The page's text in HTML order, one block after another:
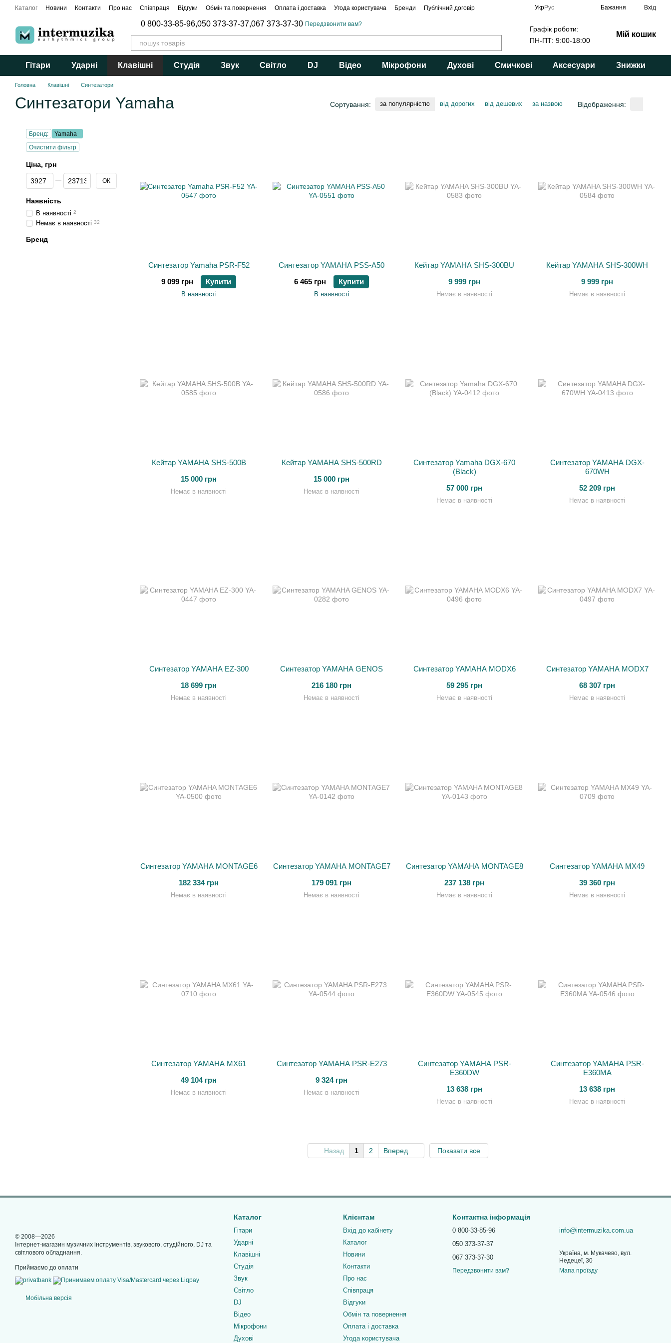
Перейти до основного контенту
Каталог Новини Контакти Про нас Співпраця Відгуки Обмін та повернення Оплата і доставка Угода користувача Бренди Публічний договір УкрРус Бажання Вхід
0 800-33-85-96,050 373-37-37,067 373-37-30 Передзвонити вам?
Графік роботи:
ПН-ПТ: 9:00-18:00
Мій кошик
Гітари Ударні Клавішні Студія Звук Світло DJ Відео Мікрофони Духові Смичкові Аксесуари Знижки
Головна Клавішні Синтезатори
Синтезатори Yamaha Сортування: за популярністю від дорогих від дешевих за назвою Відображення:
Синтезатор Yamaha PSR-F52
9 099 грн
Купити
В наявності
Синтезатор YAMAHA PSS-A50
6 465 грн
Купити
В наявності
Кейтар YAMAHA SHS-300BU
9 999 грн
Немає в наявності
Кейтар YAMAHA SHS-300WH
9 999 грн
Немає в наявності
Кейтар YAMAHA SHS-500B
15 000 грн
Немає в наявності
Кейтар YAMAHA SHS-500RD
15 000 грн
Немає в наявності
Синтезатор Yamaha DGX-670
(Black)
57 000 грн
Немає в наявності
Синтезатор YAMAHA DGX-
670WH
52 209 грн
Немає в наявності
Синтезатор YAMAHA EZ-300
18 699 грн
Немає в наявності
Синтезатор YAMAHA GENOS
216 180 грн
Немає в наявності
Синтезатор YAMAHA MODX6
59 295 грн
Немає в наявності
Синтезатор YAMAHA MODX7
68 307 грн
Немає в наявності
Синтезатор YAMAHA MONTAGE6
182 334 грн
Немає в наявності
Синтезатор YAMAHA MONTAGE7
179 091 грн
Немає в наявності
Синтезатор YAMAHA MONTAGE8
237 138 грн
Немає в наявності
Синтезатор YAMAHA MX49
39 360 грн
Немає в наявності
Синтезатор YAMAHA MX61
49 104 грн
Немає в наявності
Синтезатор YAMAHA PSR-E273
9 324 грн
Немає в наявності
Синтезатор YAMAHA PSR-
E360DW
13 638 грн
Немає в наявності
Синтезатор YAMAHA PSR-
E360MA
13 638 грн
Немає в наявності
Назад 1 2 Вперед Показати все
Бренд:
Yamaha
Очистити фільтр
Ціна, грн
Від Ціна, грн
До Ціна, грн ОК
Наявність
В наявності 2
Немає в наявності 32
Бренд
© 2008—2026
Інтернет-магазин музичних інструментів, звукового, студійного, DJ та
світлового обладнання.
Приймаємо до оплати
Мобільна версія
Каталог
Гітари
Ударні
Клавішні
Студія
Звук
Світло
DJ
Відео
Мікрофони
Духові
Клієнтам
Вхід до кабінету
Каталог
Новини
Контакти
Про нас
Співпраця
Відгуки
Обмін та повернення
Оплата і доставка
Угода користувача
Контактна інформація
0 800-33-85-96
050 373-37-37
067 373-37-30
Передзвонити вам?
info@intermuzika.com.ua
Україна, м. Мукачево, вул.
Недецеї, 30
Мапа проїзду